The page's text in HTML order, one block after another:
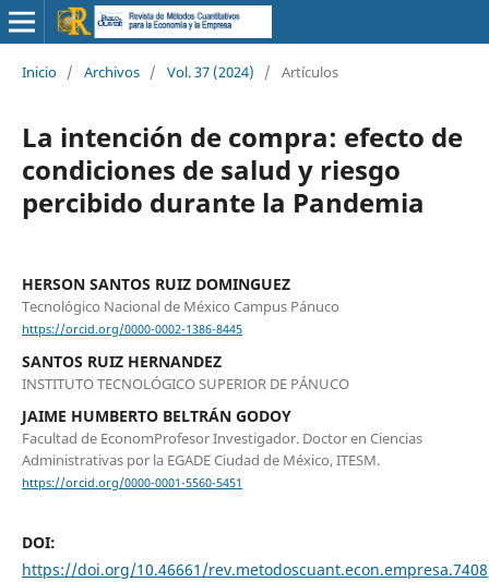
Inicio / Archivos / Vol. 37 (2024) / Artículos
La intención de compra: efecto de
condiciones de salud y riesgo
percibido durante la Pandemia
HERSON SANTOS RUIZ DOMINGUEZ
Tecnológico Nacional de México Campus Pánuco
https://orcid.org/0000-0002-1386-8445
SANTOS RUIZ HERNANDEZ
INSTITUTO TECNOLÓGICO SUPERIOR DE PÁNUCO
JAIME HUMBERTO BELTRÁN GODOY
Facultad de EconomProfesor Investigador. Doctor en Ciencias
Administrativas por la EGADE Ciudad de México, ITESM.
https://orcid.org/0000-0001-5560-5451
DOI:
https://doi.org/10.46661/rev.metodoscuant.econ.empresa.7408